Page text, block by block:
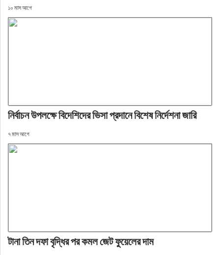
১০ মাস আগে
নির্বাচন উপলক্ষে বিদেশিদের ভিসা প্রদানে বিশেষ নির্দেশনা জারি
৭ মাস আগে
টানা তিন দফা বৃদ্ধির পর কমল জেট ফুয়েলের দাম